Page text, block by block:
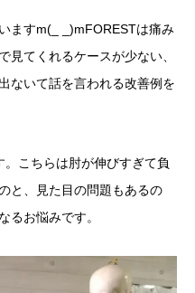
ますm(_ _)mFORESTは痛み
見てくれるケースが少ない、
ないて話を言われる改善例を
こちらは肘が伸びすぎて負
と、見た目の問題もあるの
るお悩みです。